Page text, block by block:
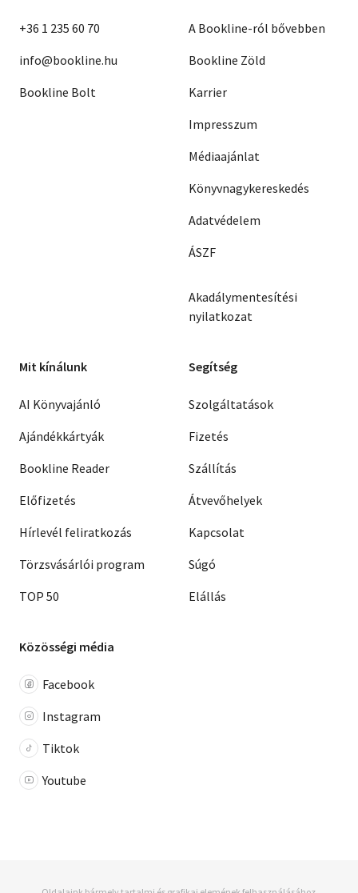
+36 1 235 60 70
info@bookline.hu
Bookline Bolt
A Bookline-ról bővebben
Bookline Zöld
Karrier
Impresszum
Médiaajánlat
Könyvnagykereskedés
Adatvédelem
ÁSZF
Akadálymentesítési
nyilatkozat
Mit kínálunk
AI Könyvajánló
Ajándékkártyák
Bookline Reader
Előfizetés
Hírlevél feliratkozás
Törzsvásárlói program
TOP 50
Segítség
Szolgáltatások
Fizetés
Szállítás
Átvevőhelyek
Kapcsolat
Súgó
Elállás
Közösségi média
Facebook
Instagram
Tiktok
Youtube